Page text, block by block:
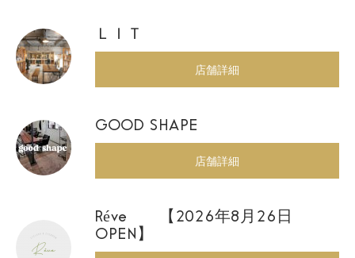
ＬＩＴ
店舗詳細
GOOD SHAPE
店舗詳細
Réve 【2026年8月26日
OPEN】